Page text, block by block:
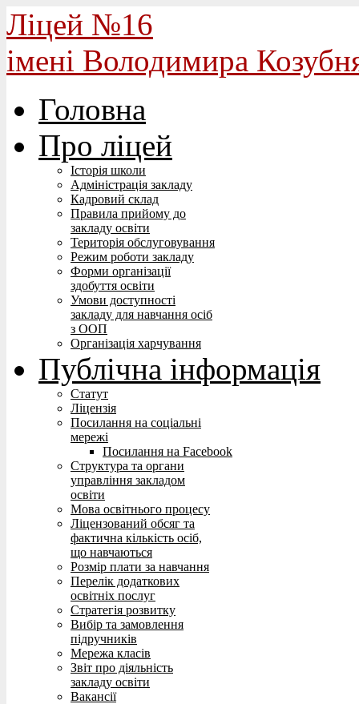
Ліцей №16
імені Володимира
Головна
Про ліцей
Історія школи
Адміністрація закладу
Кадровий склад
Правила прийому до
закладу освіти
Територія обслуговування
Режим роботи закладу
Форми організації
здобуття освіти
Умови доступності
закладу для навчання осіб
з ООП
Організація харчування
Публічна інформація
Статут
Ліцензія
Посилання на соціальні
мережі
Посилання на Facebook
Структура та органи
управління закладом
освіти
Мова освітнього процесу
Ліцензований обсяг та
фактична кількість осіб,
що навчаються
Розмір плати за навчання
Перелік додаткових
освітніх послуг
Стратегія розвитку
Вибір та замовлення
підручників
Мережа класів
Звіт про діяльність
закладу освіти
Вакансії